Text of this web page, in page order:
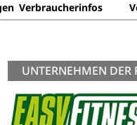
Verbraucherinfos
UNTERNEHMEN DER